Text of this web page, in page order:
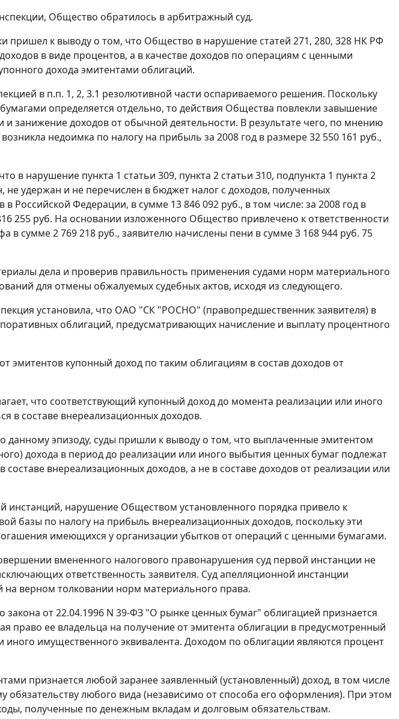
Общество обратилось в арбитражный суд.
пришел к выводу о том, что Общество в нарушение статей 271, 280, 328 НК РФ
в виде процентов, а в качестве доходов по операциям с ценными
дохода эмитентами облигаций.
в п.п. 1, 2, 3.1 резолютивной части оспариваемого решения. Поскольку
определяется отдельно, то действия Общества повлекли завышение
занижение доходов от обычной деятельности. В результате чего, по мнению
недоимка по налогу на прибыль за 2008 год в размере 32 550 161 руб.,
в нарушение пункта 1 статьи 309, пункта 2 статьи 310, подпункта 1 пункта 2
удержан и не перечислен в бюджет налог с доходов, полученных
Российской Федерации, в сумме 13 846 092 руб., в том числе: за 2008 год в
255 руб. На основании изложенного Общество привлечено к ответственности
в сумме 2 769 218 руб., заявителю начислены пени в сумме 3 168 944 руб. 75
дела и проверив правильность применения судами норм материального
для отмены обжалуемых судебных актов, исходя из следующего.
установила, что ОАО "СК "РОСНО" (правопредшественник заявителя) в
облигаций, предусматривающих начисление и выплату процентного
эмитентов купонный доход по таким облигациям в состав доходов от
что соответствующий купонный доход до момента реализации или иного
в составе внереализационных доходов.
данному эпизоду, суды пришли к выводу о том, что выплаченные эмитентом
дохода в период до реализации или иного выбытия ценных бумаг подлежат
внереализационных доходов, а не в составе доходов от реализации или
нарушение Обществом установленного порядка привело к
базы по налогу на прибыль внереализационных доходов, поскольку эти
имеющихся у организации убытков от операций с ценными бумагами.
вмененного налогового правонарушения суд первой инстанции не
ответственность заявителя. Суд апелляционной инстанции
верном толковании норм материального права.
закона от 22.04.1996 N 39-ФЗ "О рынке ценных бумаг" облигацией признается
право ее владельца на получение от эмитента облигации в предусмотренный
имущественного эквивалента. Доходом по облигации являются процент
признается любой заранее заявленный (установленный) доход, в том числе
обязательству любого вида (независимо от способа его оформления). При этом
полученные по денежным вкладам и долговым обязательствам.